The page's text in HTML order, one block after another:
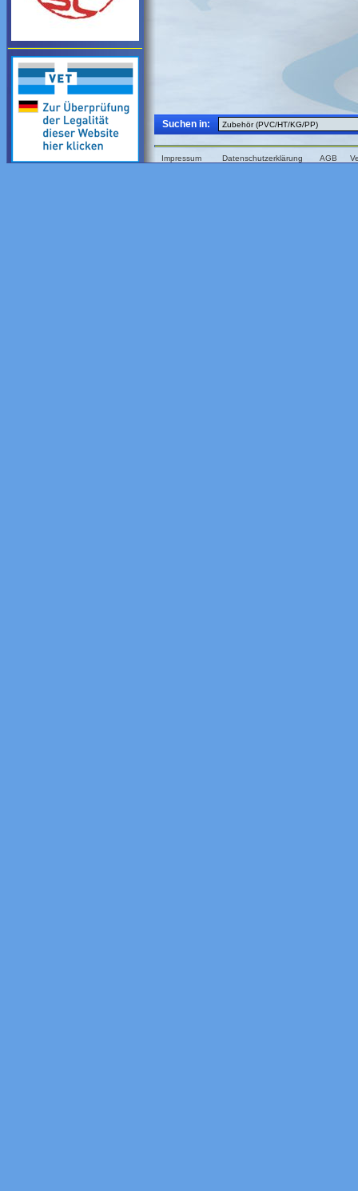
Suchen in:
Impressum Datenschutzerklärung AGB